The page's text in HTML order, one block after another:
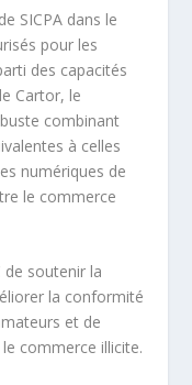
SICPA dans le
pour les
des capacités
Cartor, le
combinant
à celles
numériques de
le commerce
soutenir la
la conformité
et de
commerce illicite.